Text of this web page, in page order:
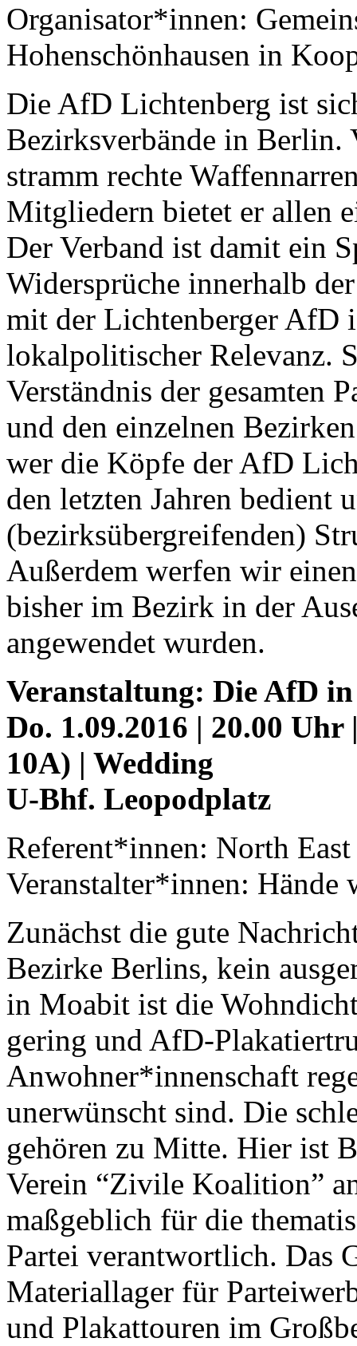
Organisator*innen:
Hohenschönhausen in
Die AfD Lichtenberg ist
Bezirksverbände in Berlin.
stramm rechte
Mitgliedern bietet er allen
Der Verband ist damit ein
Widersprüche innerhalb
mit der Lichtenberger AfD
lokalpolitischer Relevanz.
Verständnis der gesamten
und den einzelnen
wer die Köpfe der AfD
den letzten Jahren bedient
(bezirksübergreifenden)
Außerdem werfen wir
bisher im Bezirk in der
angewendet wurden.
Veranstaltung: Die AfD
Do. 1.09.2016 | 20.00
10A) | Wedding
U-Bhf. Leopodplatz
Referent*innen: North
Veranstalter*innen: Hände
Zunächst die gute
Bezirke Berlins, kein
in Moabit ist die
gering und AfD-
Anwohner*innenschaft
unerwünscht sind. Die
gehören zu Mitte. Hier ist
Verein “Zivile Koalition”
maßgeblich für die
Partei verantwortlich. Das
Materiallager für
und Plakattouren im